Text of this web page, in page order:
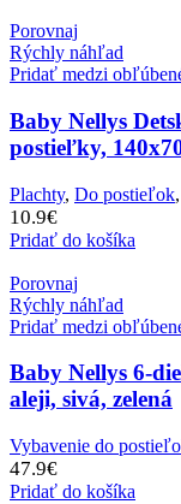
Porovnaj
Rýchly náhľad
Pridať medzi
Baby Nellys
postieľky,
Plachty, Do postieľok,
10.9€
Pridať do košíka
Porovnaj
Rýchly náhľad
Pridať medzi
Baby Nellys 6-
aleji, sivá, zelená
Vybavenie do
47.9€
Pridať do košíka